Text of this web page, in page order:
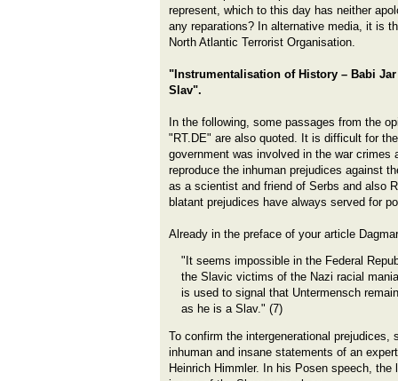
represent, which to this day has neither
any reparations? In alternative media, it is
North Atlantic Terrorist Organisation.
"Instrumentalisation of History – Babi
Slav".
In the following, some passages from the
"RT.DE" are also quoted. It is difficult for
government was involved in the war crimes
reproduce the inhuman prejudices against
as a scientist and friend of Serbs and also
blatant prejudices have always served for
Already in the preface of your article
"It seems impossible in the Federal
the Slavic victims of the Nazi racial
is used to signal that Untermensch
as he is a Slav." (7)
To confirm the intergenerational prejudices,
inhuman and insane statements of an
Heinrich Himmler. In his Posen speech, the